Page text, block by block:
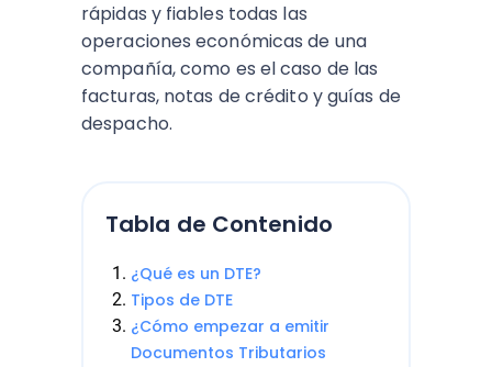
rápidas y fiables todas las
operaciones económicas de una
compañía, como es el caso de las
facturas, notas de crédito y guías de
despacho.
Tabla de Contenido
¿Qué es un DTE?
Tipos de DTE
¿Cómo empezar a emitir
Documentos Tributarios